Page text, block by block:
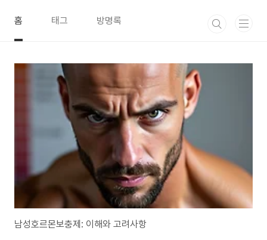
홈 태그 방명록
남성호르몬보충제: 이해와 고려사항